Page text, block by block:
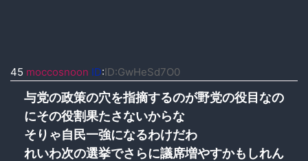
45 moccosnoon ID:ID:GwHeSd7O0
与党の政策の穴を指摘するのが野党の役目なの
にその役割果たさないからな
そりゃ自民一強になるわけだわ
れいわ次の選挙でさらに議席増やすかもしれん